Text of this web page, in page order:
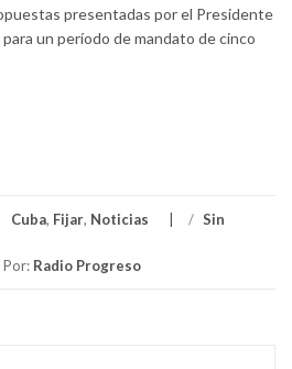
presentadas por el Presidente
para un período de mandato de cinco
Cuba, Fijar, Noticias / Sin
Por: Radio Progreso